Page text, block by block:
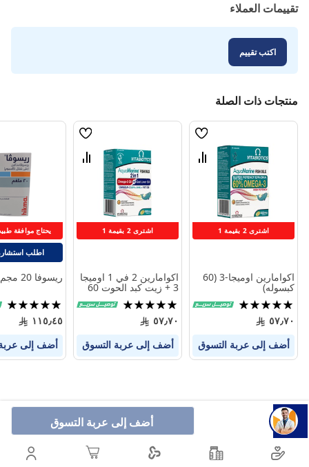
أضف إلى عربة التسوق
تقييمات العملاء
اكتب تقييم
منتجات ذات الصلة
اشترى 2 بقيمة 1
قائمة
قارن
اكوامارين اوميجا-3 (60
كبسوله)
تقييم:
99%
٥٧٫٧٠
أضف إلى عربة التسوق
اشترى 2 بقيمة 1
قائمة
قارن
اكوامارين 2 في 1 اوميجا
3 + زيت كبد الحوت 60
كبسوله
تقييم:
97%
٥٧٫٧٠
أضف إلى عربة التسوق
يحتاج موافقة
اطلب
ريسوفا 20 مجم 30 قرص
تقييم:
100%
١١٥٫٤٥
أضف إلى